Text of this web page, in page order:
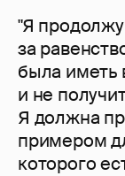
"Я
за
была иметь
и не
Я должна
примером
которого